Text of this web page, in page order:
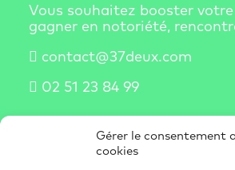
Gérer le consentement
cookies
Vous souhaitez booster votre
gagner en notoriété,
contact@37deux.com
02 51 23 84 99
S'abonner à la newsletter